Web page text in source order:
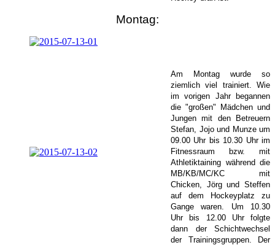
Montag:
Am Montag wurde so
ziemlich viel trainiert. Wie
im vorigen Jahr begannen
die "großen" Mädchen und
Jungen mit den Betreuern
Stefan, Jojo und Munze um
09.00 Uhr bis 10.30 Uhr im
Fitnessraum bzw. mit
Athletiktaining während die
MB/KB/MC/KC mit
Chicken, Jörg und Steffen
auf dem Hockeyplatz zu
Gange waren. Um 10.30
Uhr bis 12.00 Uhr folgte
dann der Schichtwechsel
der Trainingsgruppen. Der